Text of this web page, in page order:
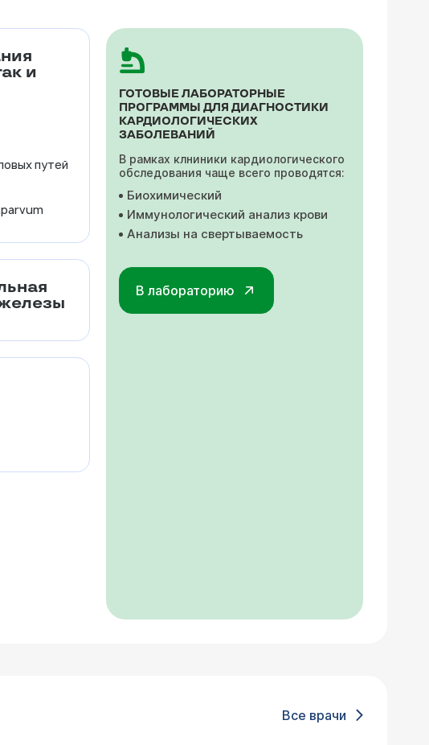
и
путей
ГОТОВЫЕ ЛАБОРАТОРНЫЕ
ПРОГРАММЫ ДЛЯ ДИАГНОСТИКИ
КАРДИОЛОГИЧЕСКИХ
ЗАБОЛЕВАНИЙ
В рамках клниники кардиологического
обследования чаще всего проводятся:
Биохимический
Иммунологический анализ крови
Анализы на свертываемость
В лабораторию
Все врачи